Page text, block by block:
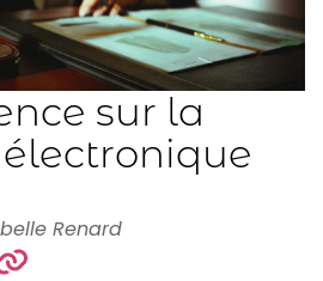
sur la
Renard